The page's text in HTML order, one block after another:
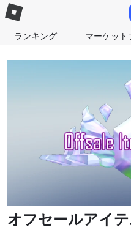
ランキング マーケット
オフセールアイ